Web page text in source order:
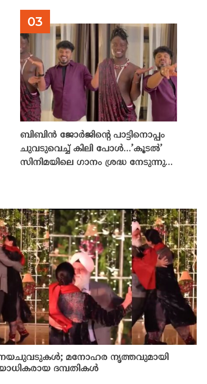
ബിബിൻ ജോർജിന്റെ പാട്ടിനൊപ്പം
ചുവടുവെച്ച് കിലി പോൾ…’കൂടൽ’
സിനിമയിലെ ഗാനം ശ്രദ്ധ നേടുന്നു…
മനോഹര നൃത്തവുമായി
ദമ്പതികൾ